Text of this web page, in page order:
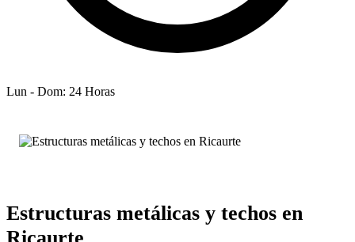
Lun - Dom: 24 Horas
Estructuras metálicas y techos en